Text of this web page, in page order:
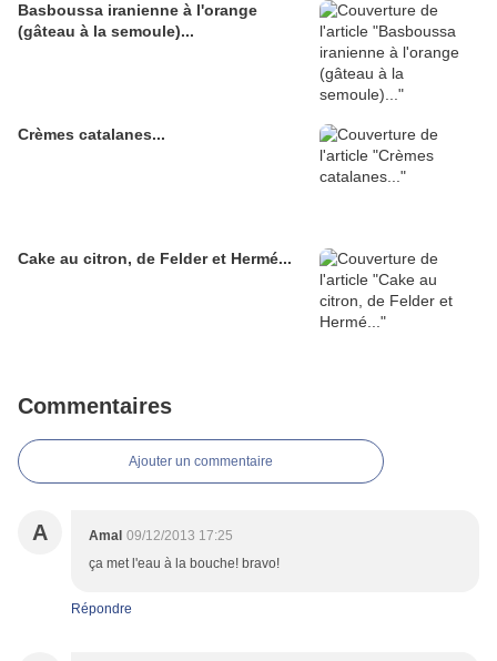
Basboussa iranienne à l'orange
(gâteau à la semoule)...
Crèmes catalanes...
Cake au citron, de Felder et Hermé...
Commentaires
Ajouter un commentaire
A Amal 09/12/2013 17:25
ça met l'eau à la bouche! bravo!
Répondre